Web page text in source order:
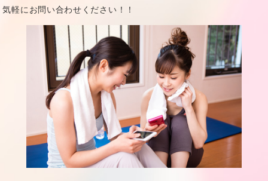
気軽にお問い合わせください！！